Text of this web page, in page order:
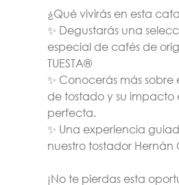
Filtros V60 de Hario
¿Qué vivirás en esta
✨ Degustarás una
especial de cafés de
TUESTA®
✨ Conocerás más sobre
de tostado y su impacto
perfecta.
✨ Una experiencia
nuestro tostador Hernán
¡No te pierdas esta